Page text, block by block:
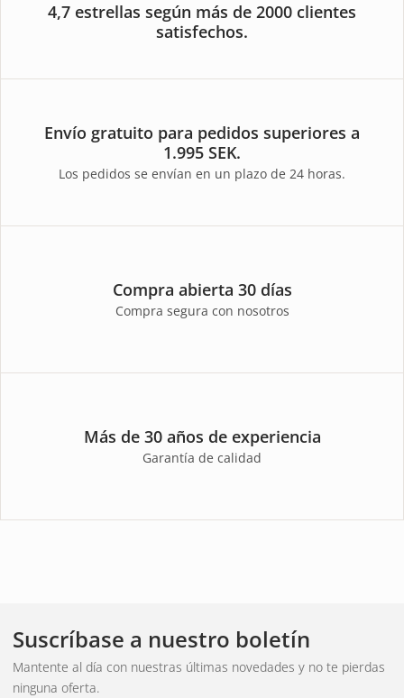
4,7 estrellas según más de 2000 clientes
satisfechos.
Envío gratuito para pedidos superiores a
1.995 SEK.
Los pedidos se envían en un plazo de 24 horas.
Compra abierta 30 días
Compra segura con nosotros
Más de 30 años de experiencia
Garantía de calidad
Suscríbase a nuestro boletín
Mantente al día con nuestras últimas novedades y no te pierdas
ninguna oferta.